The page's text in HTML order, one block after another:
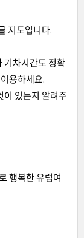
지도입니다.
기차시간도 정확
용하세요.
이 있는지 알려주
행복한 유럽여